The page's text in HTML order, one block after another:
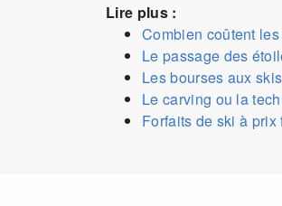
Lire plus :
Combien coûtent
Le passage des
Les bourses aux
Le carving ou la
Forfaits de ski à